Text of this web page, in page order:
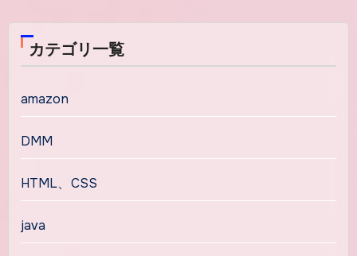
カテゴリ一覧
amazon
DMM
HTML、CSS
java